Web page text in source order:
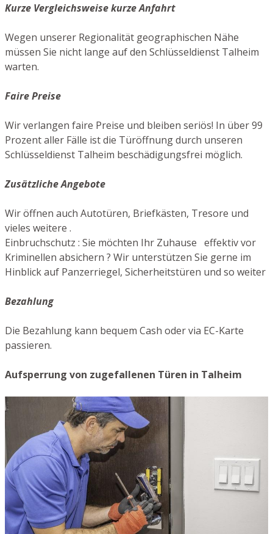
Kurze Vergleichsweise kurze Anfahrt
Wegen unserer Regionalität geographischen Nähe
müssen Sie nicht lange auf den Schlüsseldienst Talheim
warten.
Faire Preise
Wir verlangen faire Preise und bleiben seriös! In über 99
Prozent aller Fälle ist die Türöffnung durch unseren
Schlüsseldienst Talheim beschädigungsfrei möglich.
Zusätzliche Angebote
Wir öffnen auch Autotüren, Briefkästen, Tresore und
vieles weitere .
Einbruchschutz : Sie möchten Ihr Zuhause effektiv vor
Kriminellen absichern ? Wir unterstützen Sie gerne im
Hinblick auf Panzerriegel, Sicherheitstüren und so weiter
Bezahlung
Die Bezahlung kann bequem Cash oder via EC-Karte
passieren.
Aufsperrung von zugefallenen Türen in Talheim